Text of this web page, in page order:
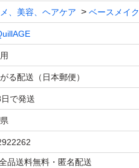
、美容、ヘアケア ベースメイク
る配送（日本郵便）
で発送
品送料無料・匿名配送